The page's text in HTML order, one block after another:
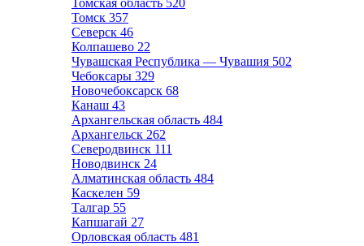
Томская область 520
Томск 357
Северск 46
Колпашево 22
Чувашская Республика — Чувашия 502
Чебоксары 329
Новочебоксарск 68
Канаш 43
Архангельская область 484
Архангельск 262
Северодвинск 111
Новодвинск 24
Алматинская область 484
Каскелен 59
Талгар 55
Капшагай 27
Орловская область 481